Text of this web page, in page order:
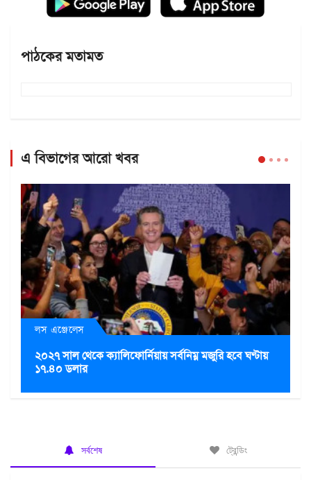
পাঠকের মতামত
এ বিভাগের আরো খবর
লস এঞ্জেলেস
২০২৭ সাল থেকে ক্যালিফোর্নিয়ায় সর্বনিম্ন মজুরি হবে ঘণ্টায়
১৭.৪০ ডলার
সর্বশেষ ট্রেন্ডিং